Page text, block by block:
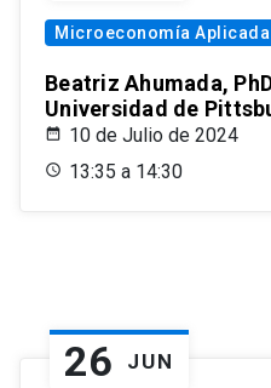
Microeconomía Aplicada
Beatriz Ahumada,
Universidad de
10 de Julio de 2024
13:35 a 14:30
26 JUN